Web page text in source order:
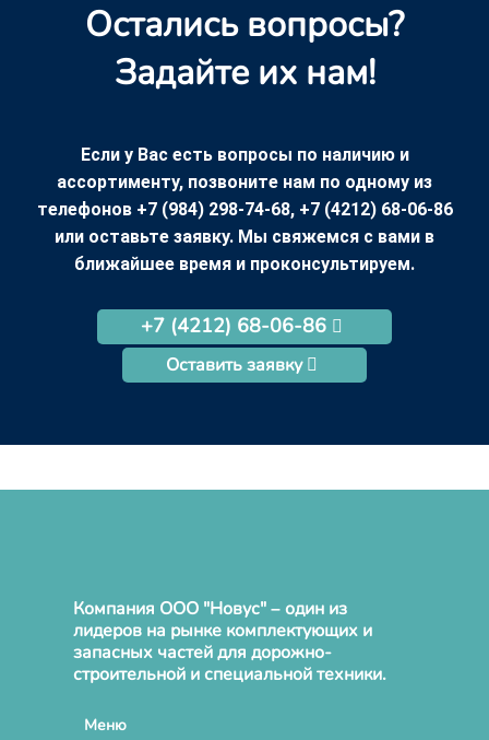
Остались вопросы?
Задайте их нам!
Если у Вас есть вопросы по наличию и
ассортименту, позвоните нам по одному из
телефонов +7 (984) 298-74-68, +7 (4212) 68-06-86
или оставьте заявку. Мы свяжемся с вами в
ближайшее время и проконсультируем.
+7 (4212) 68-06-86
Оставить заявку
Компания ООО "Новус" – один из
лидеров на рынке комплектующих и
запасных частей для дорожно-
строительной и специальной техники.
Меню